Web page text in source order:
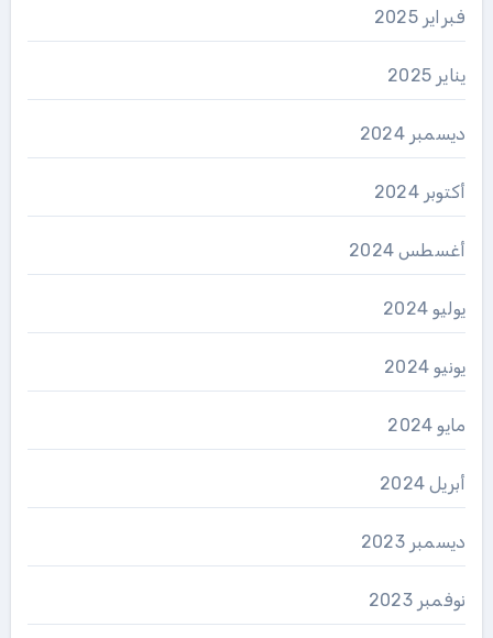
فبراير 2025
يناير 2025
ديسمبر 2024
أكتوبر 2024
أغسطس 2024
يوليو 2024
يونيو 2024
مايو 2024
أبريل 2024
ديسمبر 2023
نوفمبر 2023